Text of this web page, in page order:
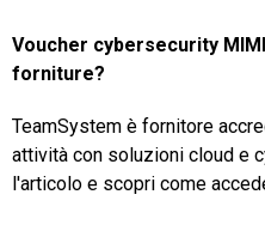
Voucher cybersecurity
forniture?
TeamSystem è fornitore
attività con soluzioni cloud e
l'articolo e scopri come